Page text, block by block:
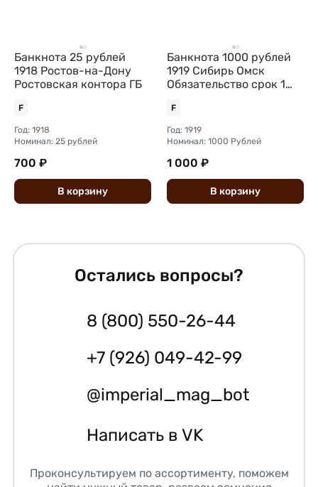
Банкнота 25 рублей
1918 Ростов-на-Дону
Ростовская контора ГБ
F
Год: 1918
Номинал: 25 рублей
700 ₽
В корзину
Банкнота 1000 рублей
1919 Сибирь Омск
Обязательство срок 1
F
Год: 1919
Номинал: 1000 Рублей
1 000 ₽
В корзину
Остались вопросы?
8 (800) 550-26-44
+7 (926) 049-42-99
@imperial_mag_bot
Написать в VK
Проконсультируем по ассортименту, поможем